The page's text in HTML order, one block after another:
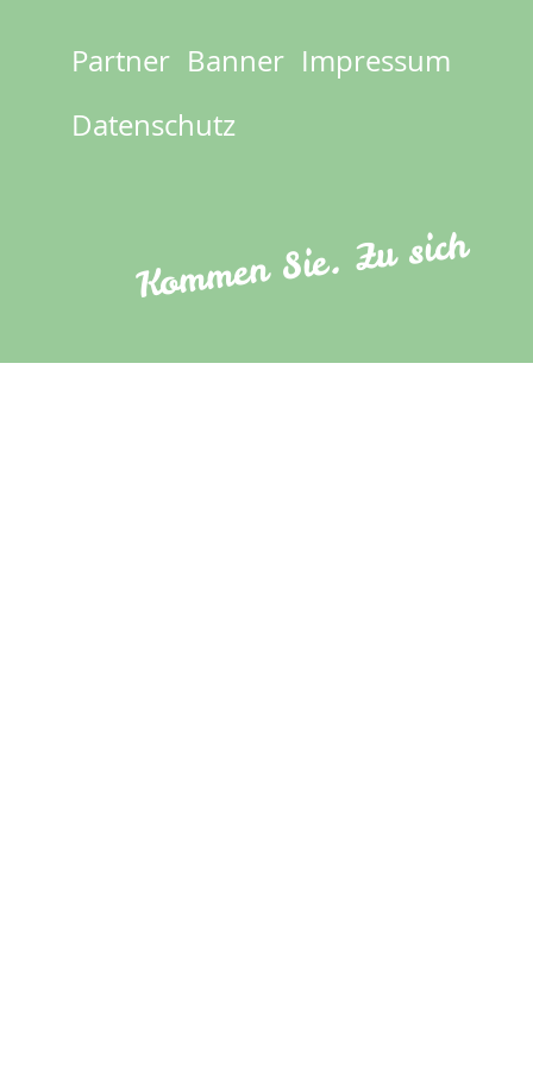
Footer
menu
Partner Banner Impressum
Datenschutz
Kommen Sie. Zu sich